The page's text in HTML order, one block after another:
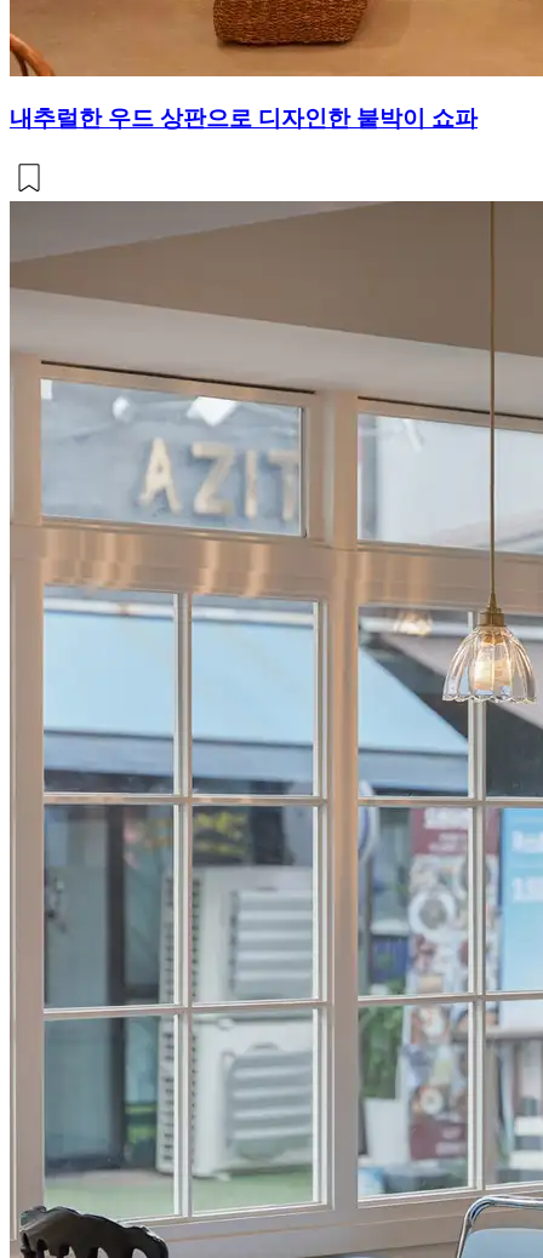
내추럴한 우드 상판으로 디자인한 붙박이 쇼파